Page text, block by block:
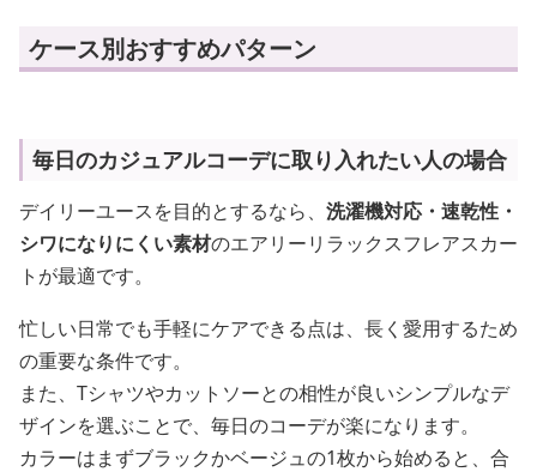
ケース別おすすめパターン
毎日のカジュアルコーデに取り入れたい人の場合
デイリーユースを目的とするなら、 洗濯機対応・速乾性・
シワになりにくい素材のエアリーリラックスフレアスカー
トが最適です。
忙しい日常でも手軽にケアできる点は、長く愛用するため
の重要な条件です。
また、Tシャツやカットソーとの相性が良いシンプルなデ
ザインを選ぶことで、毎日のコーデが楽になります。
カラーはまずブラックかベージュの1枚から始めると、合